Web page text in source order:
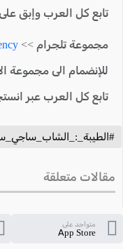
تابع كل العرب وإبق
مجموعة تلجرام >>
للإنضمام الى مجموعة
تابع كل العرب عبر
مقالات متعلقة
متواجد على
App Store